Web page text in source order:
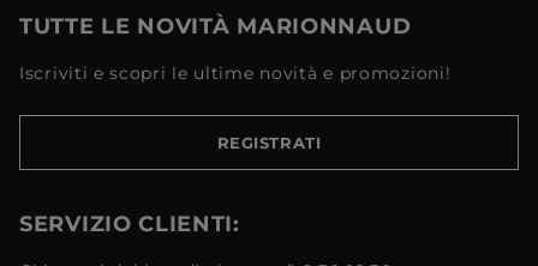
TUTTE LE NOVITÀ MARIONNAUD
Iscriviti e scopri le ultime novità e promozioni!
REGISTRATI
SERVIZIO CLIENTI: